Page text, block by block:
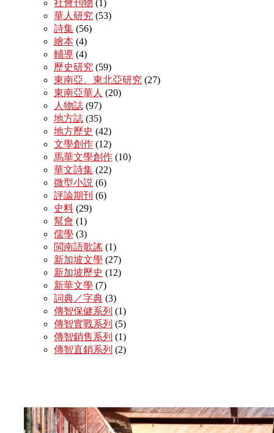
社會刊物 (1)
華人研究 (53)
詩集 (56)
繪本 (4)
輔導 (4)
歷史研究 (59)
東南亞、東北亞研究 (27)
東南亞華人 (20)
人物誌 (97)
地方誌 (35)
地方歷史 (42)
文學創作 (12)
馬華文學創作 (10)
華文詩集 (22)
微型小説 (6)
評論期刊 (6)
史料 (29)
幫會 (1)
儒學 (3)
閩南語歌謠 (1)
新加坡文學 (27)
新加坡歷史 (12)
新華文學 (7)
詞典／字典 (3)
傳智保健系列 (1)
傳智實戰系列 (5)
傳智銷售系列 (1)
傳智直銷系列 (2)